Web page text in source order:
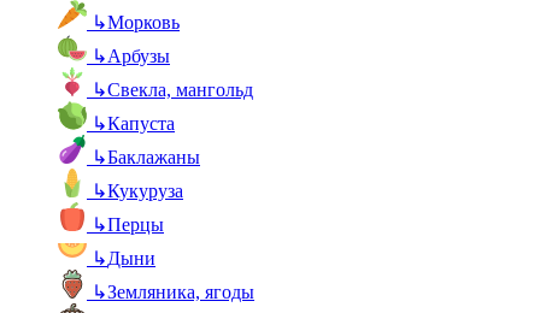
↳Морковь
↳Арбузы
↳Свекла, мангольд
↳Капуста
↳Баклажаны
↳Кукуруза
↳Перцы
↳Дыни
↳Земляника, ягоды